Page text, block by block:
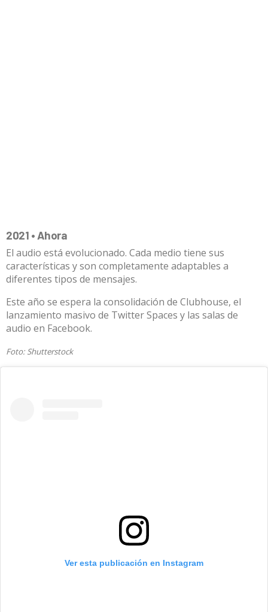
2021 • Ahora
El audio está evolucionado. Cada medio tiene sus
características y son completamente adaptables a
diferentes tipos de mensajes.
Este año se espera la consolidación de Clubhouse, el
lanzamiento masivo de Twitter Spaces y las salas de
audio en Facebook.
Foto: Shutterstock
Ver esta publicación en Instagram